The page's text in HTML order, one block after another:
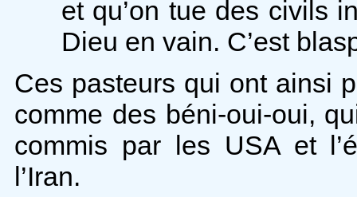
et qu’on tue des civils
Dieu en vain. C’est
Ces pasteurs qui ont ainsi
comme des béni-oui-oui,
commis par les USA et
l’Iran.